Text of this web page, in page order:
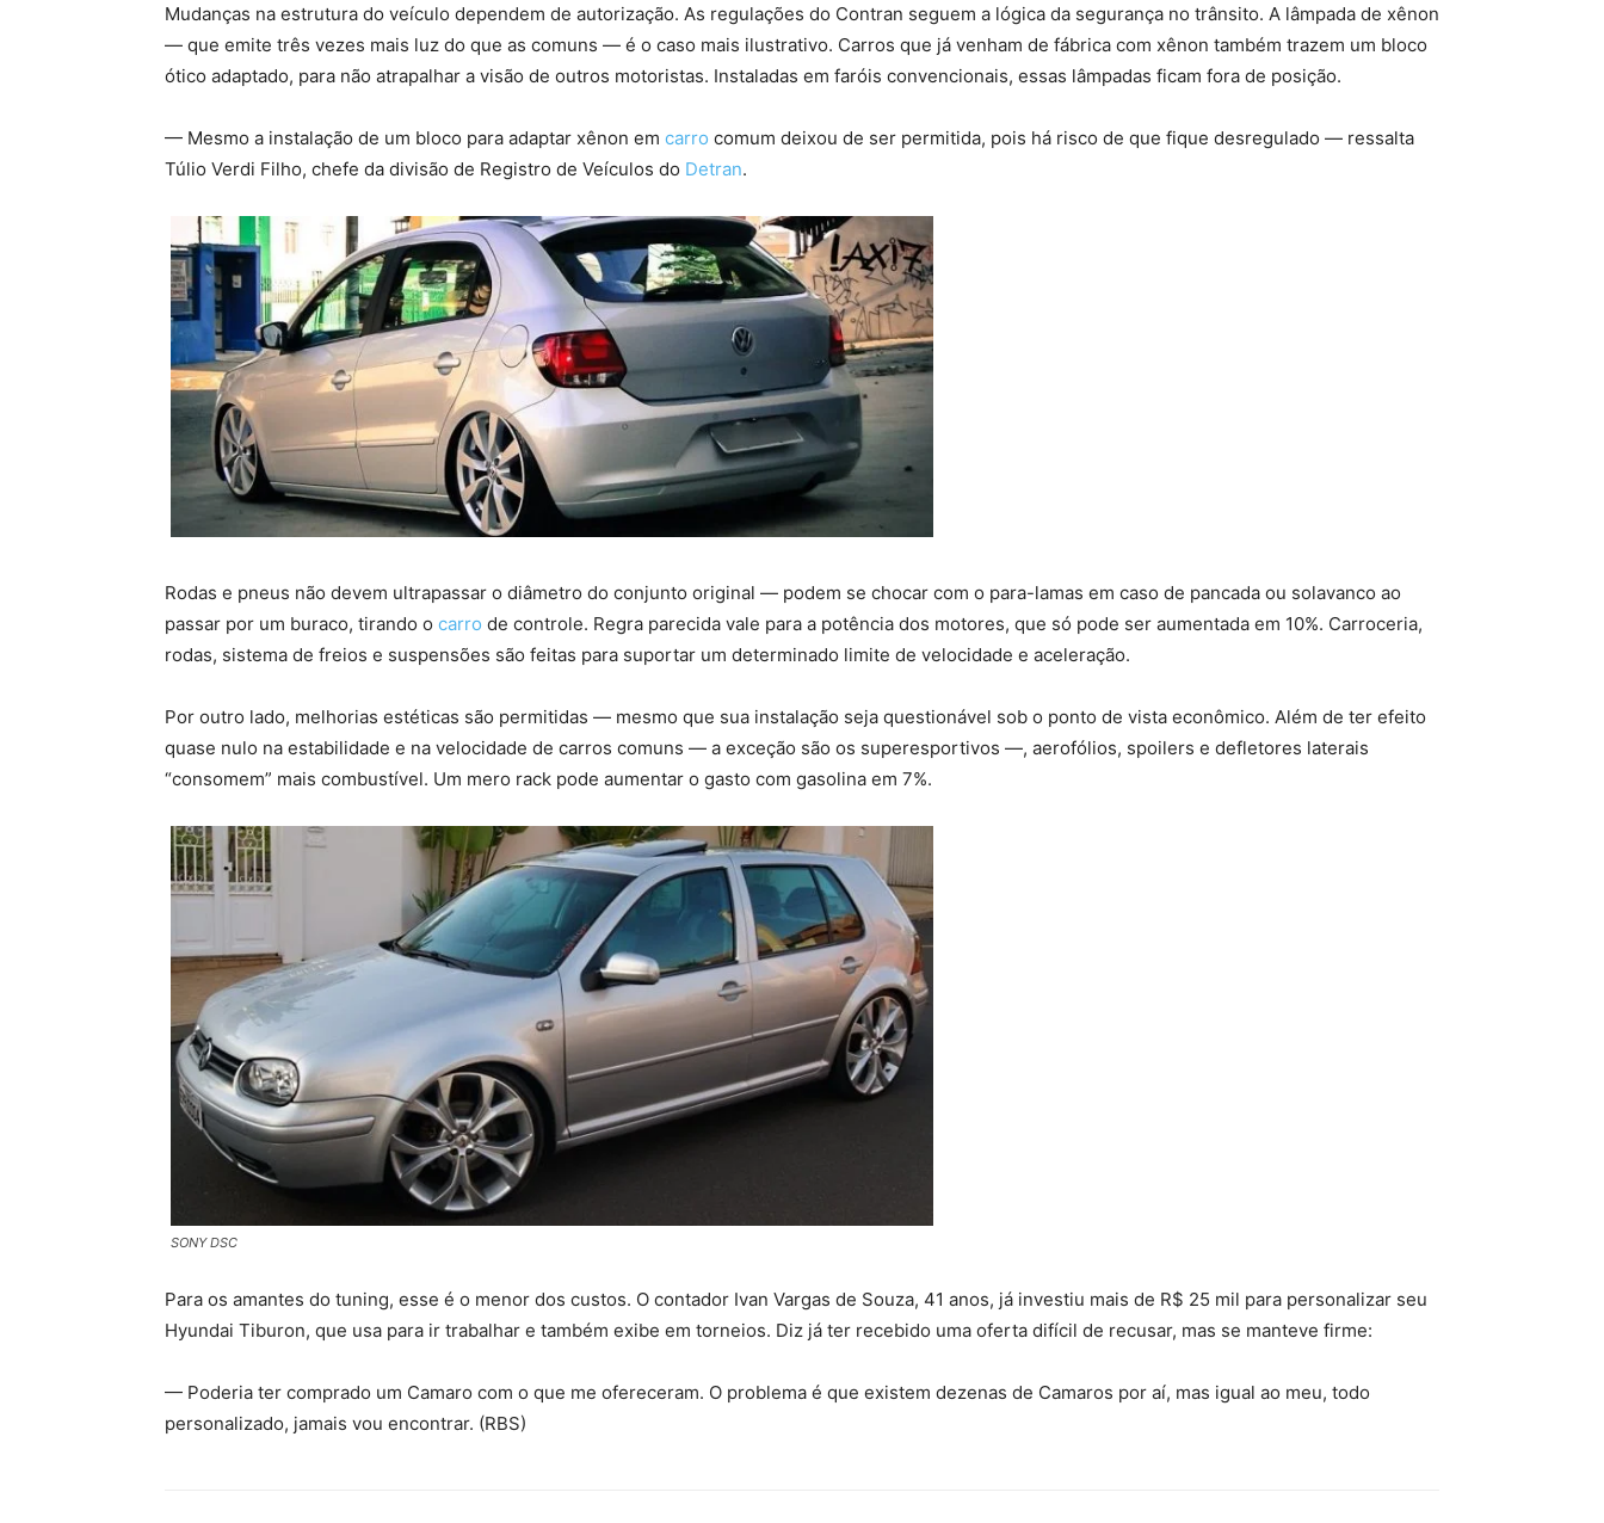
Mudanças na estrutura do veículo dependem de autorização. As regulações do Contran seguem a lógica da segurança no trânsito. A lâmpada de xênon
— que emite três vezes mais luz do que as comuns — é o caso mais ilustrativo. Carros que já venham de fábrica com xênon também trazem um bloco
ótico adaptado, para não atrapalhar a visão de outros motoristas. Instaladas em faróis convencionais, essas lâmpadas ficam fora de posição.
— Mesmo a instalação de um bloco para adaptar xênon em carro comum deixou de ser permitida, pois há risco de que fique desregulado — ressalta
Túlio Verdi Filho, chefe da divisão de Registro de Veículos do Detran.
Rodas e pneus não devem ultrapassar o diâmetro do conjunto original — podem se chocar com o para-lamas em caso de pancada ou solavanco ao
passar por um buraco, tirando o carro de controle. Regra parecida vale para a potência dos motores, que só pode ser aumentada em 10%. Carroceria,
rodas, sistema de freios e suspensões são feitas para suportar um determinado limite de velocidade e aceleração.
Por outro lado, melhorias estéticas são permitidas — mesmo que sua instalação seja questionável sob o ponto de vista econômico. Além de ter efeito
quase nulo na estabilidade e na velocidade de carros comuns — a exceção são os superesportivos —, aerofólios, spoilers e defletores laterais
“consomem” mais combustível. Um mero rack pode aumentar o gasto com gasolina em 7%.
SONY DSC
Para os amantes do tuning, esse é o menor dos custos. O contador Ivan Vargas de Souza, 41 anos, já investiu mais de R$ 25 mil para personalizar seu
Hyundai Tiburon, que usa para ir trabalhar e também exibe em torneios. Diz já ter recebido uma oferta difícil de recusar, mas se manteve firme:
— Poderia ter comprado um Camaro com o que me ofereceram. O problema é que existem dezenas de Camaros por aí, mas igual ao meu, todo
personalizado, jamais vou encontrar. (RBS)